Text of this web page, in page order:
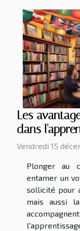
Les
dans
Vendredi 15
Plonger au
entamer un
sollicité pour
mais aussi